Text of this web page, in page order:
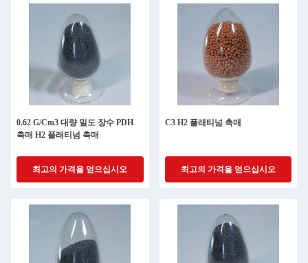
0.62 G/Cm3 대량 밀도 장수 PDH
촉매 H2 플래티넘 촉매
최고의 가격을 얻으십시오
C3 H2 플래티넘 촉매
최고의 가격을 얻으십시오